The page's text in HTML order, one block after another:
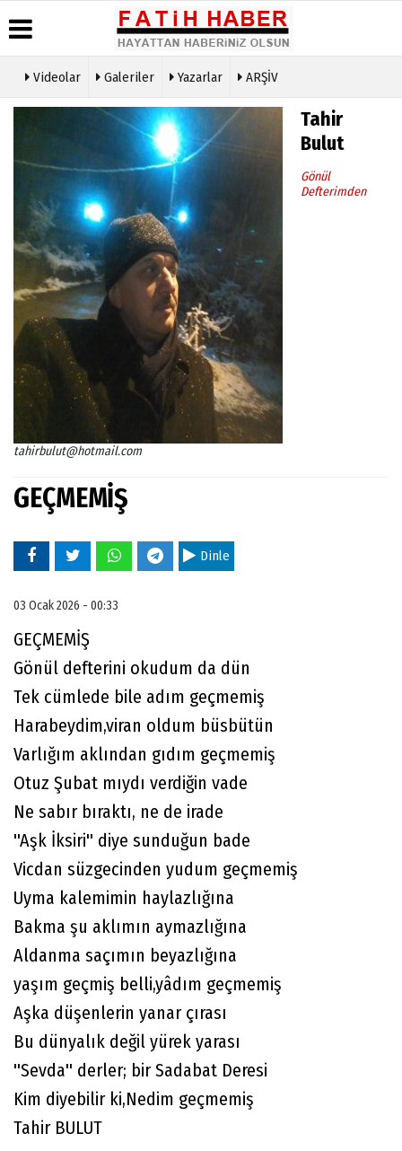
Haber
Günün
Haberleri
Biyografiler
Köşe
Yazarları
Künye
İletişim
Politikası
Gizlilik
Videolar Galeriler Yazarlar ARŞİV
Tahir
Bulut
Gönül
Defterimden
tahirbulut@hotmail.com
GEÇMEMİŞ
Dinle
03 Ocak 2026 - 00:33
GEÇMEMİŞ
Gönül defterini okudum da dün
Tek cümlede bile adım geçmemiş
Harabeydim,viran oldum büsbütün
Varlığım aklından gıdım geçmemiş
Otuz Şubat mıydı verdiğin vade
Ne sabır bıraktı, ne de irade
''Aşk İksiri'' diye sunduğun bade
Vicdan süzgecinden yudum geçmemiş
Uyma kalemimin haylazlığına
Bakma şu aklımın aymazlığına
Aldanma saçımın beyazlığına
yaşım geçmiş belli,yâdım geçmemiş
Aşka düşenlerin yanar çırası
Bu dünyalık değil yürek yarası
''Sevda'' derler; bir Sadabat Deresi
Kim diyebilir ki,Nedim geçmemiş
Tahir BULUT